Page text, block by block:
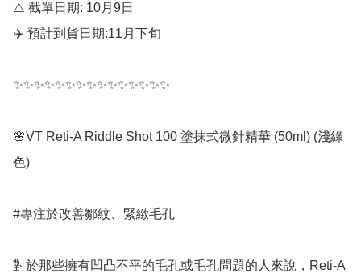
⚠️ 截單日期: 10月9日
✈️ 預計到貨日期:11月下旬
✨✨✨✨✨✨✨✨✨✨✨✨✨✨✨
🌸VT Reti-A Riddle Shot 100 塗抹式微針精華 (50ml) (淺綠
色)
#專注於改善鄒紋、緊緻毛孔
對於那些擁有凹凸不平的毛孔或毛孔問題的人來說，Reti-A